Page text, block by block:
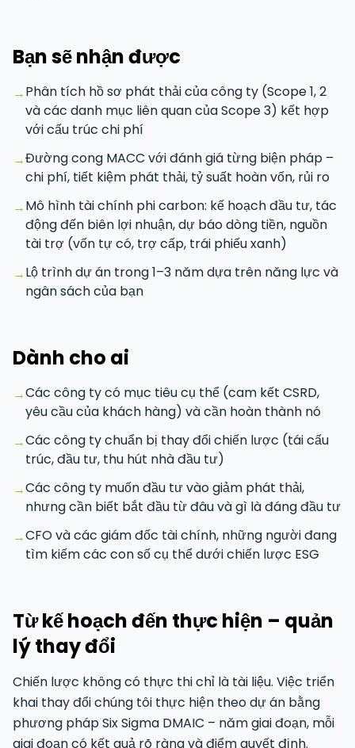
Bạn sẽ nhận được
→Phân tích hồ sơ phát thải của công ty (Scope 1, 2
và các danh mục liên quan của Scope 3) kết hợp
với cấu trúc chi phí
→Đường cong MACC với đánh giá từng biện pháp –
chi phí, tiết kiệm phát thải, tỷ suất hoàn vốn, rủi ro
→Mô hình tài chính phi carbon: kế hoạch đầu tư, tác
động đến biên lợi nhuận, dự báo dòng tiền, nguồn
tài trợ (vốn tự có, trợ cấp, trái phiếu xanh)
→Lộ trình dự án trong 1–3 năm dựa trên năng lực và
ngân sách của bạn
Dành cho ai
→Các công ty có mục tiêu cụ thể (cam kết CSRD,
yêu cầu của khách hàng) và cần hoàn thành nó
→Các công ty chuẩn bị thay đổi chiến lược (tái cấu
trúc, đầu tư, thu hút nhà đầu tư)
→Các công ty muốn đầu tư vào giảm phát thải,
nhưng cần biết bắt đầu từ đâu và gì là đáng đầu tư
→CFO và các giám đốc tài chính, những người đang
tìm kiếm các con số cụ thể dưới chiến lược ESG
Từ kế hoạch đến thực hiện – quản
lý thay đổi
Chiến lược không có thực thi chỉ là tài liệu. Việc triển
khai thay đổi chúng tôi thực hiện theo dự án bằng
phương pháp Six Sigma DMAIC – năm giai đoạn, mỗi
giai đoạn có kết quả rõ ràng và điểm quyết định.